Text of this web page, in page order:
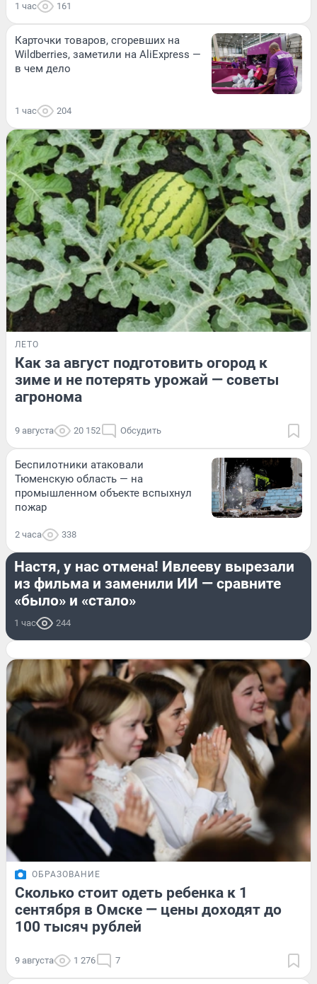
1 час 161
Карточки товаров, сгоревших на
Wildberries, заметили на AliExpress —
в чем дело
1 час 204
ЛЕТО
Как за август подготовить огород к
зиме и не потерять урожай — советы
агронома
9 августа 20 152 Обсудить
Беспилотники атаковали
Тюменскую область — на
промышленном объекте вспыхнул
пожар
2 часа 338
РАЗВЛЕЧЕНИЯ
Настя, у нас отмена! Ивлееву вырезали
из фильма и заменили ИИ — сравните
«было» и «стало»
1 час 244
ОБРАЗОВАНИЕ
Сколько стоит одеть ребенка к 1
сентября в Омске — цены доходят до
100 тысяч рублей
9 августа 1 276 7